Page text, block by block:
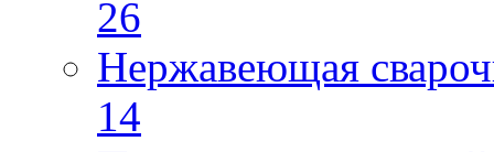
26
Нержавеющая
14